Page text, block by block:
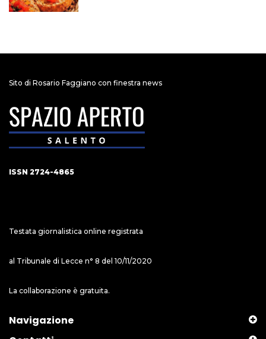
Sito di Rosario Faggiano con finestra news
ISSN 2724-4865
Testata giornalistica online registrata
al Tribunale di Lecce n° 8 del 10/11/2020
La collaborazione è gratuita.
Navigazione